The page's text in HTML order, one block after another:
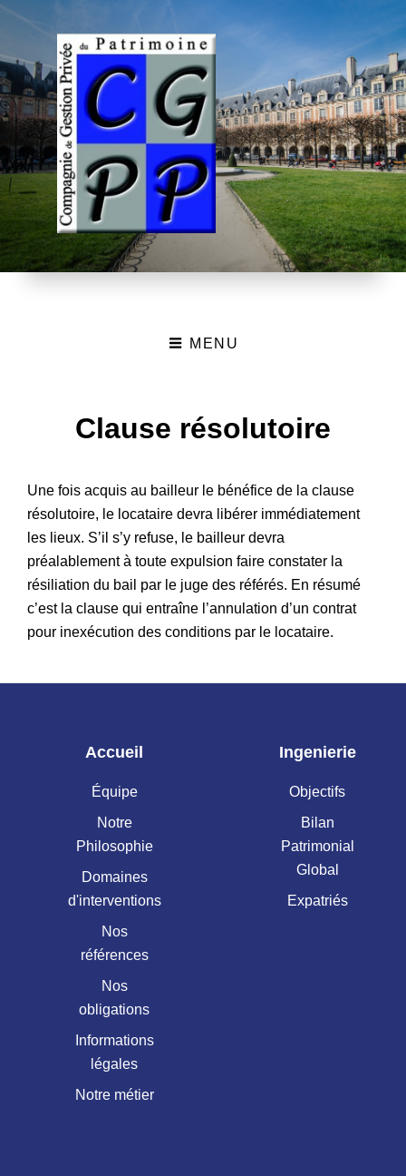
CGPP – Compagnie de
Patrimoine
MENU
Clause résolutoire
Une fois acquis au bailleur le bénéfice de la clause
résolutoire, le locataire devra libérer immédiatement
les lieux. S’il s’y refuse, le bailleur devra
préalablement à toute expulsion faire constater la
résiliation du bail par le juge des référés. En résumé
c’est la clause qui entraîne l’annulation d’un contrat
pour inexécution des conditions par le locataire.
Accueil
Équipe
Notre
Philosophie
Domaines
d'interventions
Nos
références
Nos
obligations
Informations
légales
Notre métier
Ingenierie
Objectifs
Bilan
Patrimonial
Global
Expatriés